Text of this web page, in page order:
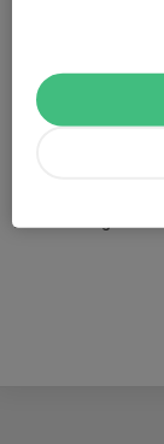
Här hamnar